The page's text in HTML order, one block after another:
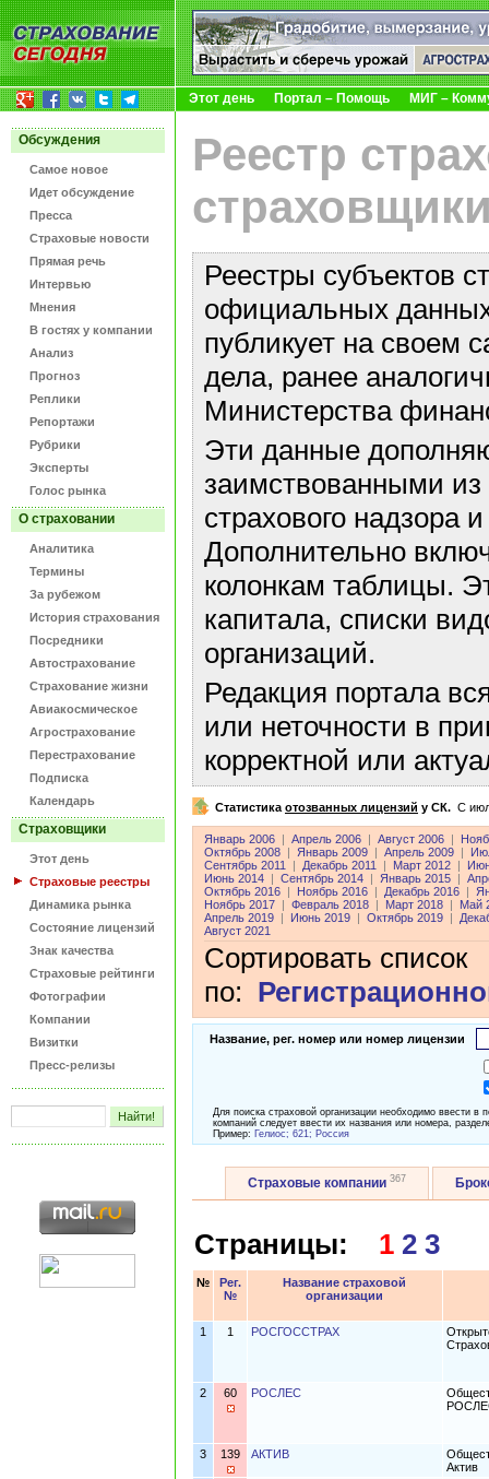
Этот день Портал – Помощь МИГ –
Обсуждения
Самое новое
Идет обсуждение
Пресса
Страховые новости
Прямая речь
Интервью
Мнения
В гостях у компании
Анализ
Прогноз
Реплики
Репортажи
Рубрики
Эксперты
Голос рынка
О страховании
Аналитика
Термины
За рубежом
История страхования
Посредники
Автострахование
Страхование жизни
Авиакосмическое
Агрострахование
Перестрахование
Подписка
Календарь
Страховщики
Этот день
Страховые реестры
Динамика рынка
Состояние лицензий
Знак качества
Страховые рейтинги
Фотографии
Компании
Визитки
Пресс-релизы
Реестр
Реестры субъектов
официальных данных
публикует на своем
дела, ранее
Министерства
Эти данные
заимствованными
страхового надзора
Дополнительно
колонкам таблицы.
капитала, списки
организаций.
Редакция портала
или неточности в
корректной или
Статистика отозванных лицензий у СК. C
Январь 2006 Апрель 2006 Август 2006
Октябрь 2008
Январь 2009 Апрель 2009
Сентябрь 2011
Декабрь 2011 Март 2012
Июнь 2014
Сентябрь 2014 Январь 2015
Октябрь 2016
Ноябрь 2016 Декабрь 2016
Ноябрь 2017
Февраль 2018 Март 2018
Май
Апрель 2019
Июнь 2019 Октябрь 2019
Август 2021
Сортировать список
по:
Название, рег. номер или номер лицензии
Для поиска страховой организации необходимо ввести
компаний следует ввести их названия или номера,
Пример: Гелиос; 621; Россия
Страховые компании 367
Страницы: 1 2 3
№
Рег.
№
Название страховой
организации
1 1 РОСГОССТРАХ
2 60 РОСЛЕС
3 139 АКТИВ
Актив